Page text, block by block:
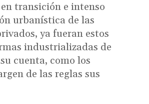
transición e intenso
urbanística de las
ya fueran estos
industrializadas de
cuenta, como los
de las reglas sus